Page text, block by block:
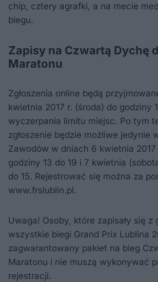
chip, cztery agrafki, a na mecie
biegu.
Zapisy na Czwartą Dychę
Maratonu
Zgłoszenia online będą
kwietnia 2017 r. (środa) do godziny
wyczerpania limitu miejsc. Po tym
zgłoszenie będzie możliwe jedynie
Zawodów w dniach 6 kwietnia
godziny 13 do 19 i 7 kwietnia
do 15. Rejestrować się można za
www.frslublin.pl.
Uwaga! Osoby, które zapisały się z
wszystkie biegi Grand Prix Lublina
zagwarantowany pakiet na bieg
Maratonu i nie muszą wykonywać
rejestracji.